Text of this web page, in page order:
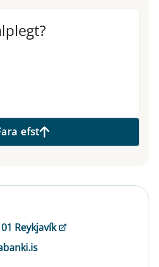
efst
Reykjavík